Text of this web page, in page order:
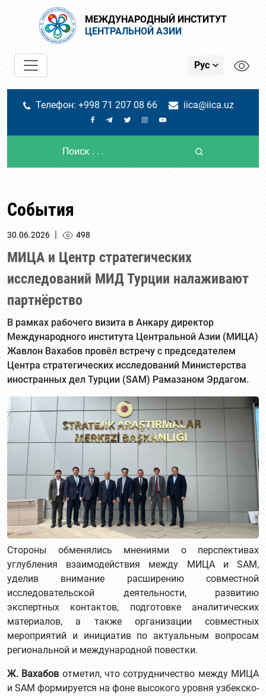
МЕЖДУНАРОДНЫЙ ИНСТИТУТ
ЦЕНТРАЛЬНОЙ АЗИИ
Рус
Телефон: +998 71 207 08 66 iica@iica.uz
События
30.06.2026 | 498
МИЦА и Центр стратегических
исследований МИД Турции налаживают
партнёрство
В рамках рабочего визита в Анкару директор
Международного института Центральной Азии (МИЦА)
Жавлон Вахабов провёл встречу с председателем
Центра стратегических исследований Министерства
иностранных дел Турции (SAM) Рамазаном Эрдагом.
Стороны обменялись мнениями о перспективах
углубления взаимодействия между МИЦА и SAM,
уделив внимание расширению совместной
исследовательской деятельности, развитию
экспертных контактов, подготовке аналитических
материалов, а также организации совместных
мероприятий и инициатив по актуальным вопросам
региональной и международной повестки.
Ж. Вахабов отметил, что сотрудничество между МИЦА
и SAM формируется на фоне высокого уровня узбекско-